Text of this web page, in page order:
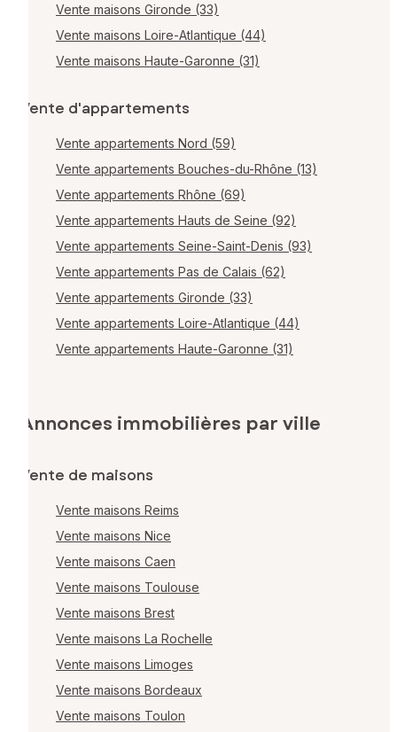
Vente maisons Gironde (33)
Vente maisons Loire-Atlantique (44)
Vente maisons Haute-Garonne (31)
Vente d'appartements
Vente appartements Nord (59)
Vente appartements Bouches-du-Rhône (13)
Vente appartements Rhône (69)
Vente appartements Hauts de Seine (92)
Vente appartements Seine-Saint-Denis (93)
Vente appartements Pas de Calais (62)
Vente appartements Gironde (33)
Vente appartements Loire-Atlantique (44)
Vente appartements Haute-Garonne (31)
Annonces immobilières par ville
Vente de maisons
Vente maisons Reims
Vente maisons Nice
Vente maisons Caen
Vente maisons Toulouse
Vente maisons Brest
Vente maisons La Rochelle
Vente maisons Limoges
Vente maisons Bordeaux
Vente maisons Toulon